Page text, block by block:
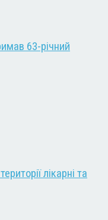
63-річний
лікарні та